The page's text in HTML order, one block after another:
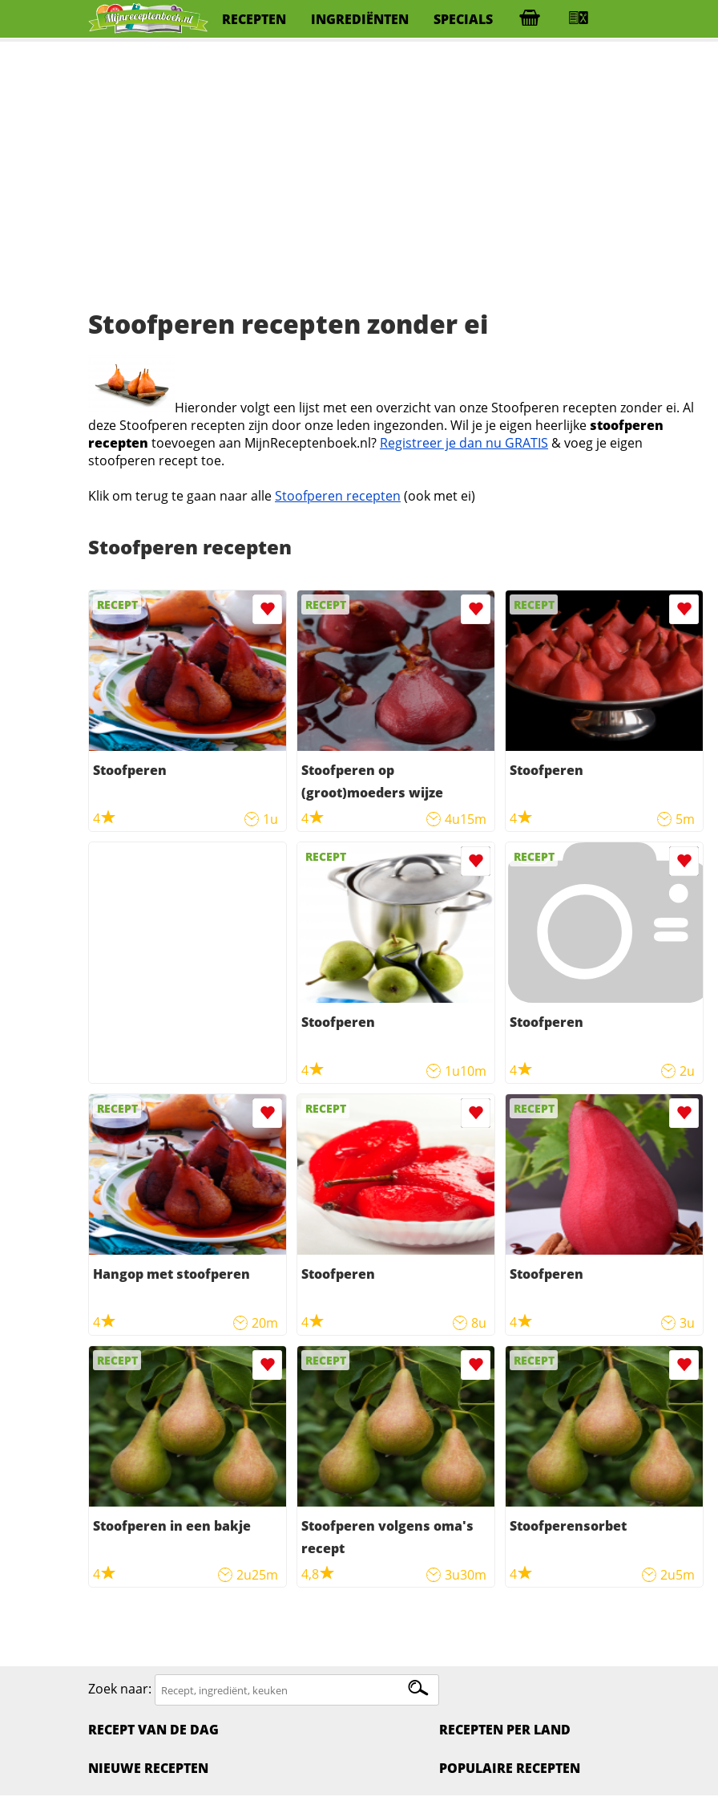
RECEPTEN INGREDIËNTEN SPECIALS
Stoofperen recepten zonder ei
Hieronder volgt een lijst met een overzicht van onze Stoofperen recepten zonder ei. Al
deze Stoofperen recepten zijn door onze leden ingezonden. Wil je je eigen heerlijke stoofperen
recepten toevoegen aan MijnReceptenboek.nl? Registreer je dan nu GRATIS & voeg je eigen
stoofperen recept toe.
Klik om terug te gaan naar alleStoofperen recepten (ook met ei)
Stoofperen recepten
RECEPT
Stoofperen
4 1u
RECEPT
Stoofperen op
(groot)moeders wijze
4
4u15m
RECEPT
Stoofperen
4 5m
RECEPT
Stoofperen
4 1u10m
RECEPT
Stoofperen
4 2u
RECEPT
Hangop met stoofperen
4 20m
RECEPT
Stoofperen
4 8u
RECEPT
Stoofperen
4 3u
RECEPT
Stoofperen in een bakje
4 2u25m
RECEPT
Stoofperen volgens oma's
recept
4,8
3u30m
RECEPT
Stoofperensorbet
4 2u5m
Zoek naar:
RECEPT VAN DE DAG
NIEUWE RECEPTEN
RECEPTEN PER LAND
POPULAIRE RECEPTEN